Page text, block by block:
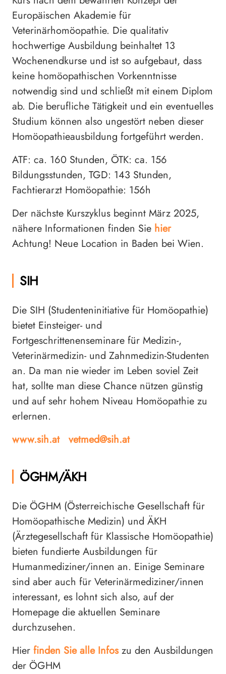
Europäischen Akademie für
Veterinärhomöopathie. Die qualitativ
hochwertige Ausbildung beinhaltet 13
Wochenendkurse und ist so aufgebaut, dass
keine homöopathischen Vorkenntnisse
notwendig sind und schließt mit einem Diplom
ab. Die berufliche Tätigkeit und ein eventuelles
Studium können also ungestört neben dieser
Homöopathieausbildung fortgeführt werden.
ATF: ca. 160 Stunden, ÖTK: ca. 156
Bildungsstunden, TGD: 143 Stunden,
Fachtierarzt Homöopathie: 156h
Der nächste Kurszyklus beginnt März 2025,
nähere Informationen finden Sie hier
Achtung! Neue Location in Baden bei Wien.
SIH
Die SIH (Studenteninitiative für Homöopathie)
bietet Einsteiger- und
Fortgeschrittenenseminare für Medizin-,
Veterinärmedizin- und Zahnmedizin-Studenten
an. Da man nie wieder im Leben soviel Zeit
hat, sollte man diese Chance nützen günstig
und auf sehr hohem Niveau Homöopathie zu
erlernen.
www.sih.at
vetmed@sih.at
ÖGHM/ÄKH
Die ÖGHM (Österreichische Gesellschaft für
Homöopathische Medizin) und ÄKH
(Ärztegesellschaft für Klassische Homöopathie)
bieten fundierte Ausbildungen für
Humanmediziner/innen an. Einige Seminare
sind aber auch für Veterinärmediziner/innen
interessant, es lohnt sich also, auf der
Homepage die aktuellen Seminare
durchzusehen.
Hier finden Sie alle Infoszu den Ausbildungen
der ÖGHM